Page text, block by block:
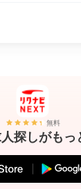
無料
探しがもっ